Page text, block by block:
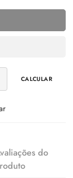
CALCULAR
do